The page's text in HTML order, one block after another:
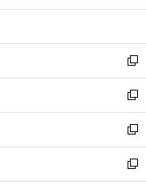
開
ウ
開
く
ン
ウ
で
開
く
ウ
ン
ド
ウ
で
開
く
新
し
い
ウ
ィ
ン
ド
ウ
新
し
い
ウ
ィ
新
し
い
新